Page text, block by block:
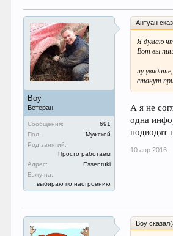
Boy
Ветеран
Сообщения:
691
Пол:
Мужской
Род занятий:
Просто работаем
Адрес:
Essentuki
Езжу на:
выбираю по настроению
Антуан
Я думаю
Вот вы
ну
станут
А я не
одна
подводят
10 апр 2016
Boy